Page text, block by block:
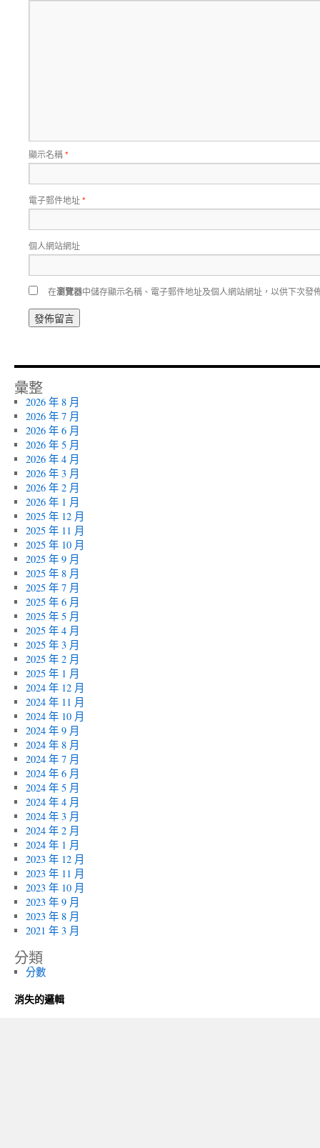
顯示名稱*
電子郵件地址*
個人網站網址
在瀏覽器中儲存顯示名稱、電子郵件地址及個人網站網址，以供下次發
彙整
2026 年 8 月
2026 年 7 月
2026 年 6 月
2026 年 5 月
2026 年 4 月
2026 年 3 月
2026 年 2 月
2026 年 1 月
2025 年 12 月
2025 年 11 月
2025 年 10 月
2025 年 9 月
2025 年 8 月
2025 年 7 月
2025 年 6 月
2025 年 5 月
2025 年 4 月
2025 年 3 月
2025 年 2 月
2025 年 1 月
2024 年 12 月
2024 年 11 月
2024 年 10 月
2024 年 9 月
2024 年 8 月
2024 年 7 月
2024 年 6 月
2024 年 5 月
2024 年 4 月
2024 年 3 月
2024 年 2 月
2024 年 1 月
2023 年 12 月
2023 年 11 月
2023 年 10 月
2023 年 9 月
2023 年 8 月
2021 年 3 月
分類
分數
消失的邏輯